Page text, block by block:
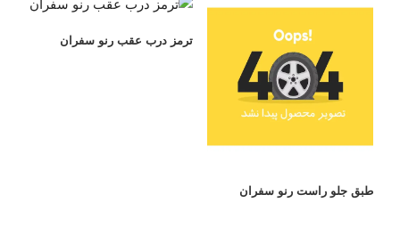
طبق جلو راست رنو سفران
ترمز درب عقب رنو سفران